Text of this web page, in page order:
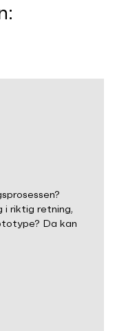
i riktig retning,
Da kan